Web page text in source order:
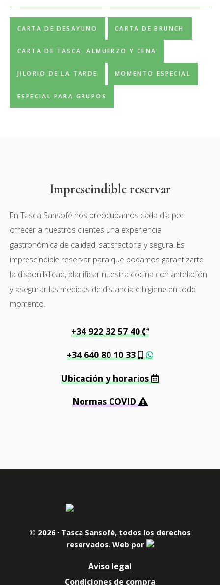
CARTA DE DESAYUNO CARTA DE BRUNCH
CARTA DE TASCA, ALMUERZO Y CENA
JILORIO DE LA TARDE MOMENTO ESPECIAL
ESPECIAL PARA GRUPOS
Imprescindible reservar
En Tasca Sansofé nos preocupamos cada día por
ofrecer a nuestros clientes una experiencia
gastronómica de calidad, satisfactoria y segura. Es
imprescindible reservar para que podamos garantizarte
la disponibilidad, planificar nuestra cocina con antelación
y asegurar las medidas de distancia e higiene en todo
momento.
+34 922 32 57 40
+34 640 80 10 33
Ubicación y horarios
Normas COVID
© 2026 · Tasca Sansofé, todos los derechos
reservados. Web por
Aviso legal
Condiciones de compra